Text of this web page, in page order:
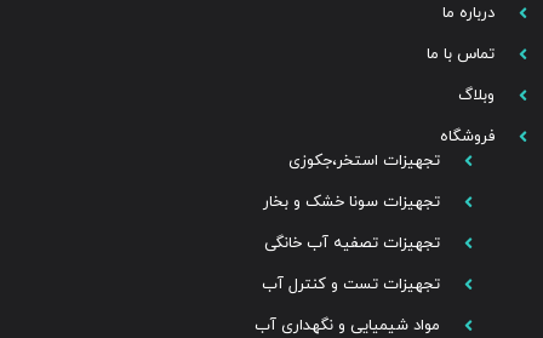
درباره ما
تماس با ما
وبلاگ
فروشگاه
تجهیزات استخر،جکوزی
تجهیزات سونا خشک و بخار
تجهیزات تصفیه آب خانگی
تجهیزات تست و کنترل آب
مواد شیمیایی و نگهداری آب